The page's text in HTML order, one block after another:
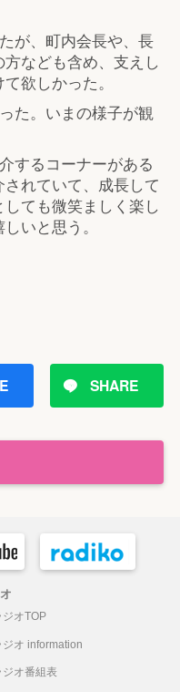
が、町内会長や、長
なども含め、支えし
欲しかった。
た。いまの様子が観
するコーナーがある
れていて、成長して
ても微笑ましく楽し
いと思う。
SHARE
ジオTOP
ジオ information
ジオ番組表